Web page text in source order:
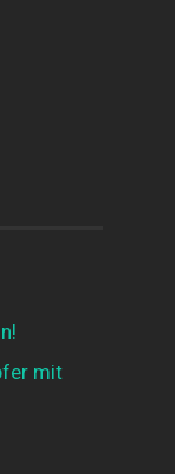
mit